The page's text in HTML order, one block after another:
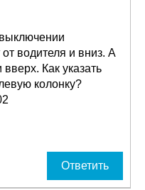
водителя и вниз. А
Как указать
колонку?
Ответить